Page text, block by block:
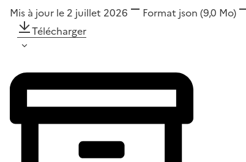
Mis à jour le 2 juillet 2026 Format json (9,0 Mo)
Télécharger